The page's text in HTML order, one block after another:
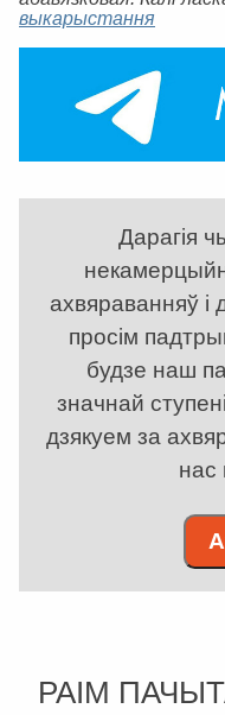
выкарыстання
Дарагія
ахвяраванняў
просім
будзе наш
значнай
дзякуем за
нас
РАІМ